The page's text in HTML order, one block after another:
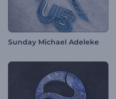
Sunday Michael Adeleke